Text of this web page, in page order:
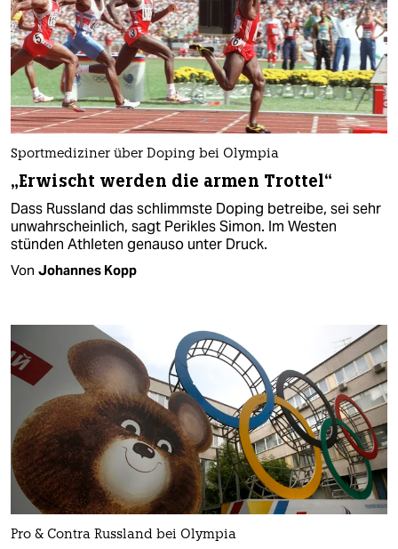
Sportmediziner über Doping bei Olympia
„Erwischt werden die armen Trottel“
Dass Russland das schlimmste Doping betreibe, sei sehr
unwahrscheinlich, sagt Perikles Simon. Im Westen
stünden Athleten genauso unter Druck.
Von Johannes Kopp
Pro & Contra Russland bei Olympia